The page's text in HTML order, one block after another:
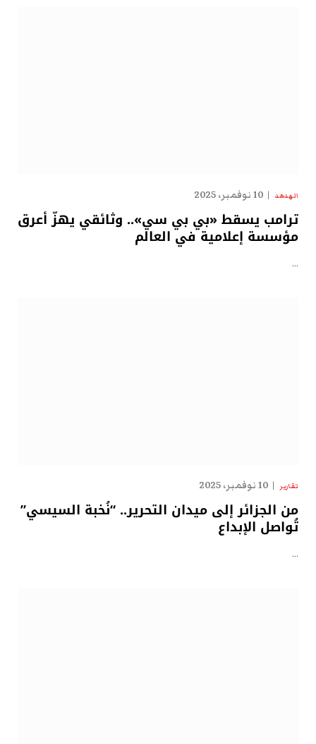
الهدهد 10 نوفمبر، 2025
ترامب يسقط «بي بي سي».. وثائقي يهزّ أعرق
مؤسسة إعلامية في العالم
…
تقارير 10 نوفمبر، 2025
من الجزائر إلى ميدان التحرير.. “نُخبة السيسي”
تُواصل الإبداع
…